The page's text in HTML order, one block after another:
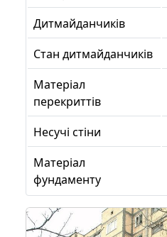
Дитмайданчиків
Стан дитмайданчиків
Матеріал
перекриттів
Несучі стіни
Матеріал
фундаменту